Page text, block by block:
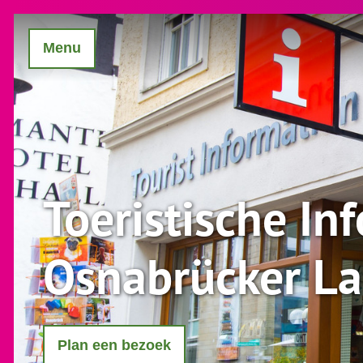
Menu
Toeristische
Osnabrücker
Plan een bezoek